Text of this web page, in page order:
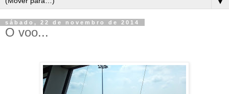
sábado, 22 de novembro de 2014
O voo...